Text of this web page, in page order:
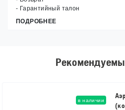
- Гарантийный талон
ПОДРОБНЕЕ
в наличии